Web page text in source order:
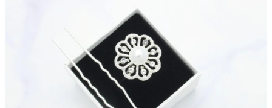
hviezdičiek.